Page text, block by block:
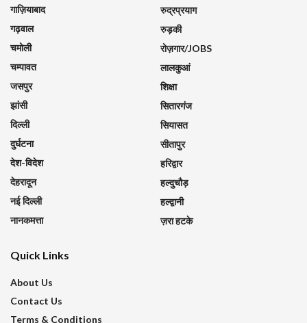
गाज़ियाबाद
गढ़वाल
चमोली
चम्पावत
जसपुर
झांसी
दिल्ली
दुर्घटना
देश-विदेश
देहरादून
नई दिल्ली
नानकमत्ता
रुद्रप्रयाग
रुड़की
रोज़गार/JOBS
लालकुआं
शिक्षा
सितारगंज
सियासत
सीतापुर
हरिद्वार
हल्दुचौड़
हल्द्वानी
ज़रा हटके
Quick Links
About Us
Contact Us
Terms & Conditions